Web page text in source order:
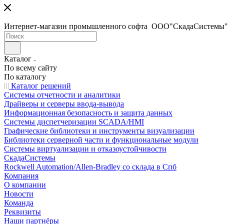
Интернет-магазин промышленного софта ООО"СкадаСистемы"
Каталог
По всему сайту
По каталогу
Каталог решений
Системы отчетности и аналитики
Драйверы и серверы ввода-вывода
Информационная безопасность и защита данных
Системы диспетчеризации SCADA/HMI
Графические библиотеки и инструменты визуализации
Библиотеки серверной части и функциональные модули
Системы виртуализации и отказоустойчивости
СкадаСистемы
Rockwell Automation/Allen-Bradley со склада в Спб
Компания
О компании
Новости
Команда
Реквизиты
Наши партнёры